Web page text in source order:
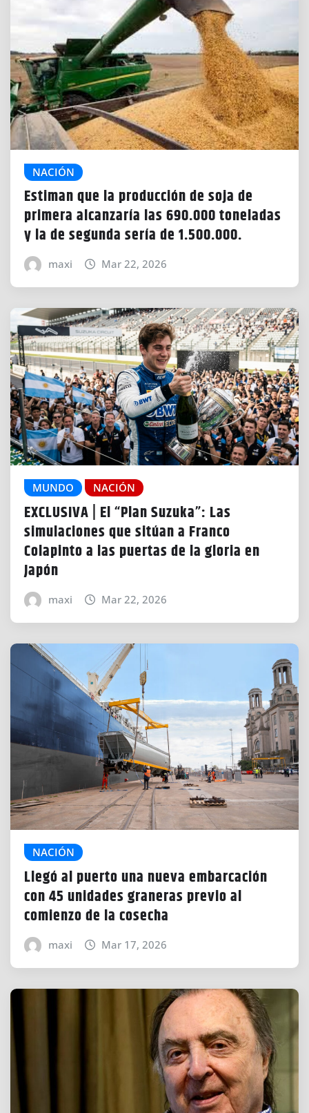
NACIÓN
Estiman que la producción de soja de
primera alcanzaría las 690.000 toneladas
y la de segunda sería de 1.500.000.
maxi Mar 22, 2026
MUNDO NACIÓN
EXCLUSIVA | El “Plan Suzuka”: Las
simulaciones que sitúan a Franco
Colapinto a las puertas de la gloria en
Japón
maxi Mar 22, 2026
NACIÓN
Llegó al puerto una nueva embarcación
con 45 unidades graneras previo al
comienzo de la cosecha
maxi Mar 17, 2026